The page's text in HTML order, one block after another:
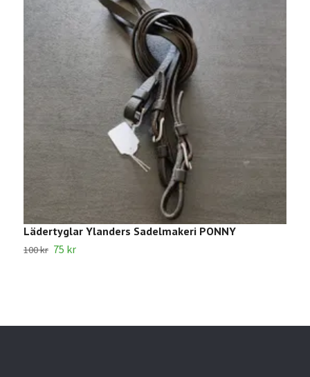
Lädertyglar Ylanders Sadelmakeri PONNY
100 kr 75 kr